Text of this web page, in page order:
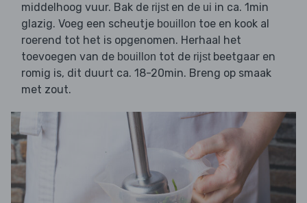
middelhoog vuur. Bak de rijsten de ui in ca. 1min
glazig. Voeg een scheutje bouillon toe en kook al
roerend tot het is opgenomen. Herhaal het
toevoegen van de bouillon tot de rijstbeetgaar en
romig is, dit duurt ca. 18-20min. Breng op smaak
met zout.